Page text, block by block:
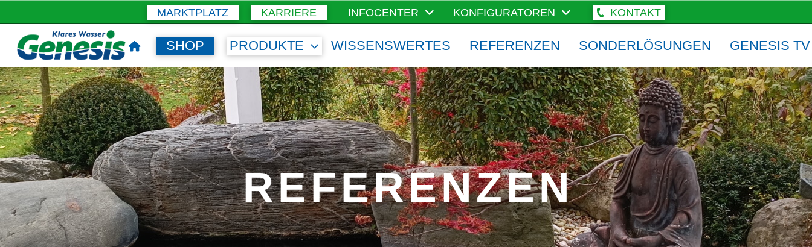
MARKTPLATZ KARRIERE INFOCENTER KONFIGURATOREN KONTAKT
SHOP PRODUKTE WISSENSWERTES REFERENZEN SONDERLÖSUNGEN GENESIS TV
REFERENZEN